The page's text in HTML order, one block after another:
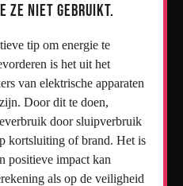
ze niet gebruikt.
tip om energie te
is het uit het
van elektrische apparaten
Door dit te doen,
door sluipverbruik
kortsluiting of brand. Het is
positieve impact kan
als op de veiligheid